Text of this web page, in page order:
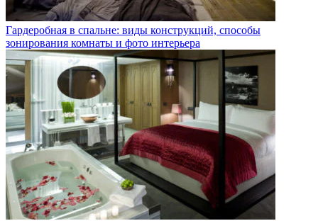
Гардеробная в спальне: виды конструкций, способы
зонирования комнаты и фото интерьера